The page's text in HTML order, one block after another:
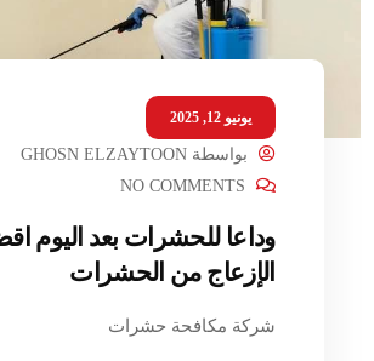
يونيو 12, 2025
بواسطةGHOSN ELZAYTOON
NO COMMENTS
وداعا للحشرات بعد اليوم
الإزعاج من الحشرات
شركة مكافحة حشرات